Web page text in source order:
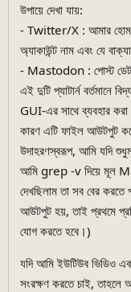
উপায়ে দেখা যায়:
- Twitter/X : আমার হোম
অ্যাকাউন্ট নাম এবং যে
- Mastodon : পোস্ট
এই দুটি প্যাটার্ন বর্তমানে
GUI-এর সাথে ব্যবহার
কারণ এটি ফাইল আউটপুট
উদাহরণস্বরূপ, আমি যদি
আমি grep -v দিয়ে মূল
দেখছিলাম তা সব বের
আউটপুট হয়, তাই প্রথমে
যোগ করতে হবে।)
যদি আমি ইউটিউব ভিডিও
সংরক্ষণ করতে চাই,